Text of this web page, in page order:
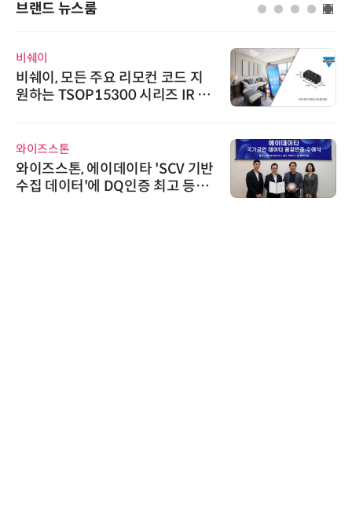
브랜드 뉴스룸
리모컨 코드 지
시리즈 IR 수
데이타 'SCV 기반
인증 최고 등급
디에스앤지
디에스앤지, 'AI
26' 참가 성료…
우르는 통합 솔
슈퍼솔루션
슈퍼솔루션,
ooling Summit